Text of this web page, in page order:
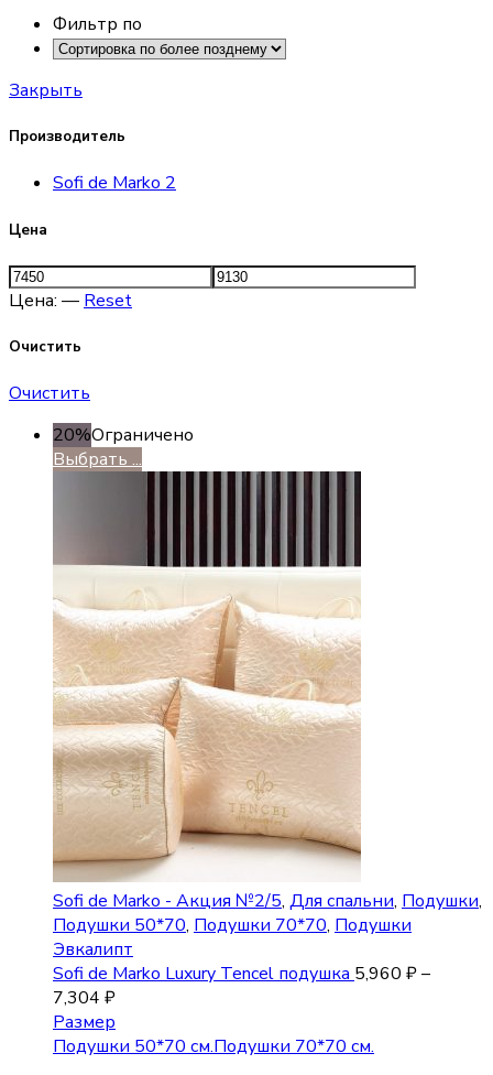
Фильтр по
Закрыть
Производитель
Sofi de Marko 2
Цена
Цена: — Reset
Очистить
Очистить
20%Ограничено
Выбрать ...
Sofi de Marko - Акция №2/5, Для спальни, Подушки,
Подушки 50*70, Подушки 70*70, Подушки
Эвкалипт
Sofi de Marko Luxury Tencel подушка 5,960 ₽–
7,304 ₽
Размер
Подушки 50*70 см.Подушки 70*70 см.